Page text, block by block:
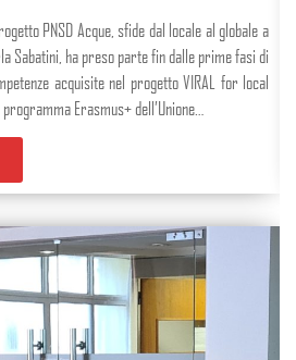
PNSD Acque, sfide dal locale al globale a
Sabatini, ha preso parte fin dalle prime fasi di
acquisite nel progetto VIRAL for local
Erasmus+ dell’Unione…